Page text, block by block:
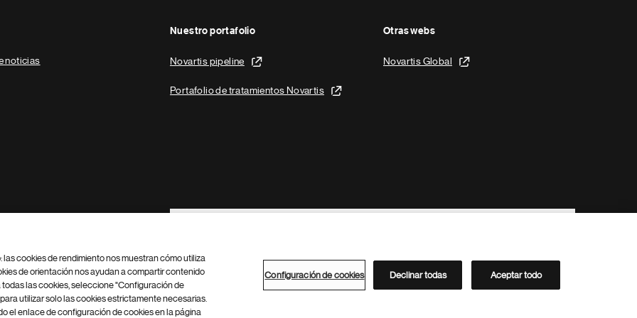
noticias
Nuestro portafolio
Novartis pipeline
Portafolio de tratamientos Novartis
Otras webs
Novartis Global
Footer Site Search
Configuración de cookies Mapa del sitio
Directorio de Novartis
cookies de rendimiento nos muestran cómo utiliza
de orientación nos ayudan a compartir contenido
las cookies, seleccione "Configuración de
utilizar solo las cookies estrictamente necesarias.
el enlace de configuración de cookies en la página
Configuración de cookies Declinar todas Aceptar todo